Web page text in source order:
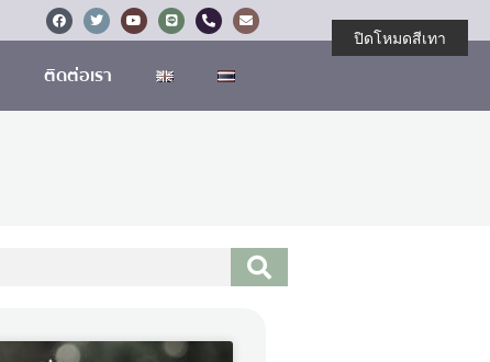
ติดต่อเรา
ปิดโหมดสีเทา